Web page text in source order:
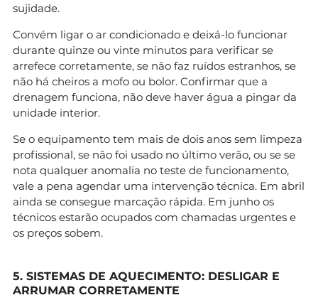
sujidade.
Convém ligar o ar condicionado e deixá-lo funcionar
durante quinze ou vinte minutos para verificar se
arrefece corretamente, se não faz ruídos estranhos, se
não há cheiros a mofo ou bolor. Confirmar que a
drenagem funciona, não deve haver água a pingar da
unidade interior.
Se o equipamento tem mais de dois anos sem limpeza
profissional, se não foi usado no último verão, ou se se
nota qualquer anomalia no teste de funcionamento,
vale a pena agendar uma intervenção técnica. Em abril
ainda se consegue marcação rápida. Em junho os
técnicos estarão ocupados com chamadas urgentes e
os preços sobem.
5. SISTEMAS DE AQUECIMENTO: DESLIGAR E
ARRUMAR CORRETAMENTE